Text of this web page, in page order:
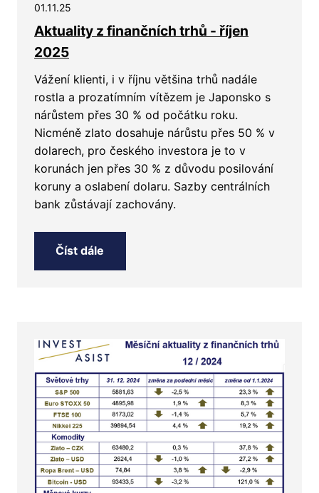
01.11.25
Aktuality z finančních trhů - říjen
2025
Vážení klienti, i v říjnu většina trhů nadále
rostla a prozatímním vítězem je Japonsko s
nárůstem přes 30 % od počátku roku.
Nicméně zlato dosahuje nárůstu přes 50 % v
dolarech, pro českého investora je to v
korunách jen přes 30 % z důvodu posilování
koruny a oslabení dolaru. Sazby centrálních
bank zůstávají zachovány.
Číst dále